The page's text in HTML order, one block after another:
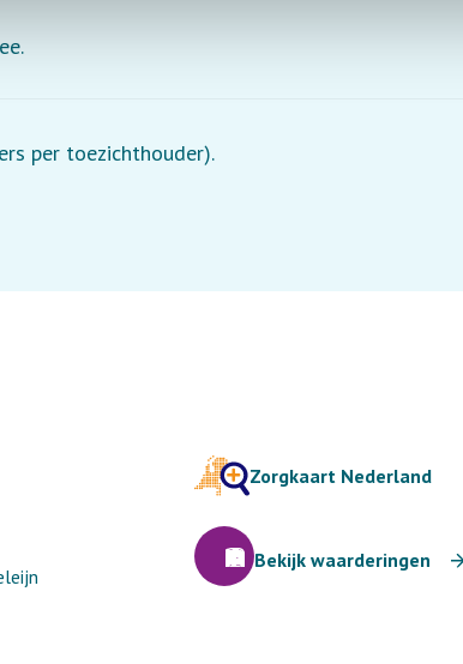
per toezichthouder).
Zorgkaart Nederland
Bekijk waarderingen